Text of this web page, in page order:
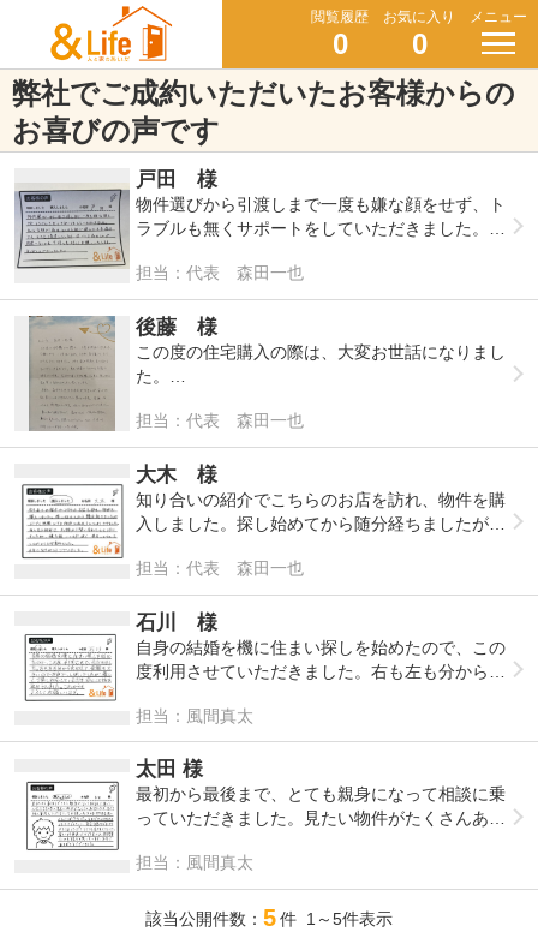
閲覧履歴
0
お気に入り
0
メニュー
弊社でご成約いただいたお客様からの
お喜びの声です
戸田 様
物件選びから引渡しまで一度も嫌な顔をせず、ト
ラブルも無くサポートをしていただきました。
す。とても満足しています。
迷ったら森田さんが間違いないです。今後とも宜
しくお願いいたします。
ありがとうございました。
担当：代表 森田一也
後藤 様
この度の住宅購入の際は、大変お世話になりまし
た。
生活できるようになりました。娘は自分の部屋
と、走り回れるリビングに大喜びです。妻も快適
で綺麗な新居に満足しています。
家族の嬉しそうな様子を見て、思い切って家を買
って本当に良かったと感じています。
今回は森田さんのお力添えがなければ安心して家
を買うことは出来なかったと思っています。家族
一同心から感謝しています。本当にありがとうご
ざいました。
暑い日が続きますので、森田さんもご家族の皆
て、今後とも何卒宜しくお願い致します。
担当：代表 森田一也
大木 様
知り合いの紹介でこちらのお店を訪れ、物件を購
入しました。探し始めてから随分経ちましたがよ
た。気になる物件は、片っ端から問い合わせして
しまいましたが、嫌な顔一つせず快く案内してく
ださったことがとても印象的でした。本当にあり
がとうございました。
担当：代表 森田一也
石川 様
自身の結婚を機に住まい探しを始めたので、この
度利用させていただきました。右も左も分から
したが、優しく、丁寧に対応していただき、安心
して話を進められました。これからもよろしくお
願いします。
担当：風間真太
太田 様
最初から最後まで、とても親身になって相談に乗
っていただきました。見たい物件がたくさんあり
を決めた物件を見つけることができました。それ
ぞれの物件のメリットやデメリット、資金計画な
どわかりやすく教えてくださりとても信頼できま
担当：風間真太
該当公開件数： 5件 1～5件表示